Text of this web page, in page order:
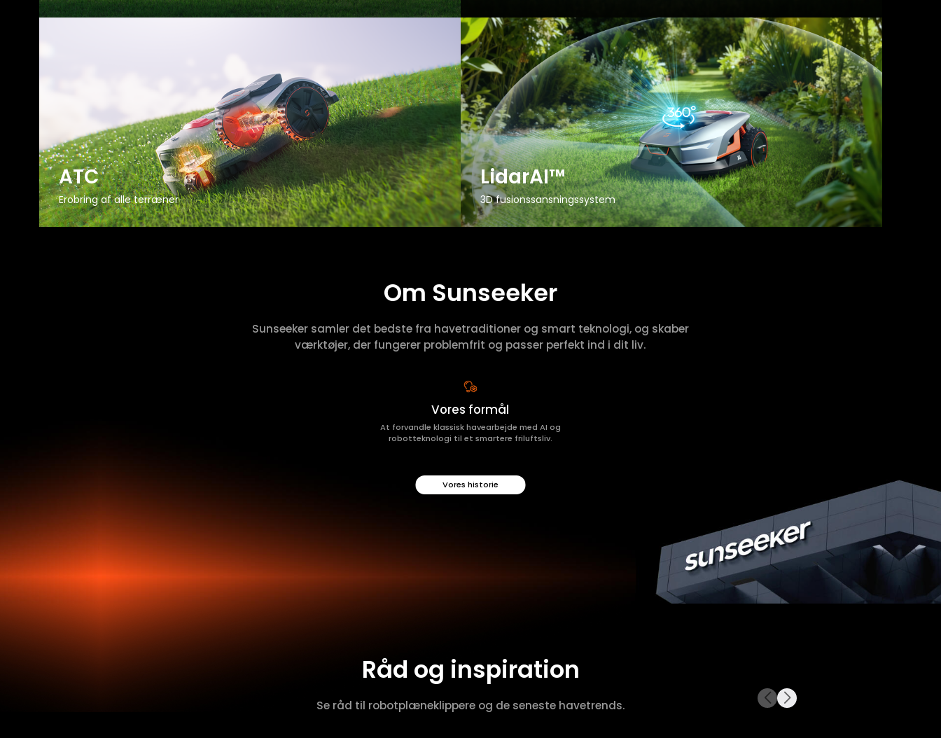
ATC
Erobring af alle terræner
LidarAI™
3D fusionssansningssystem
Om Sunseeker
Sunseeker samler det bedste fra havetraditioner og smart teknologi, og skaber
værktøjer, der fungerer problemfrit og passer perfekt ind i dit liv.
Vores formål
At forvandle klassisk havearbejde med AI og
robotteknologi til et smartere friluftsliv.
Vores historie
Råd og inspiration
Se råd til robotplæneklippere og de seneste havetrends.